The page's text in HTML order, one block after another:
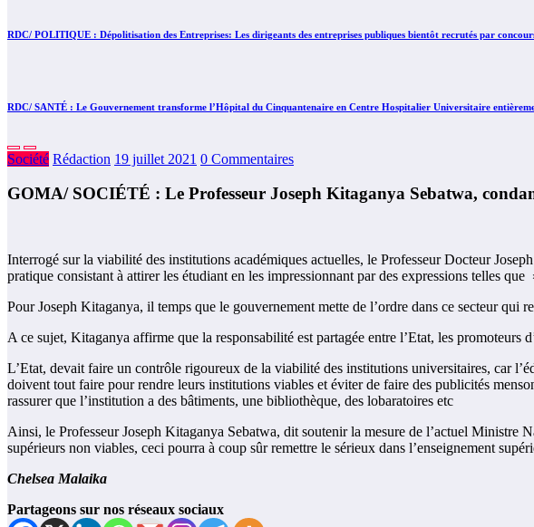
RDC/ POLITIQUE : Dépolitisation des Entreprises: Les dirigeants des entreprises publiques bientôt recrutés par
RDC/ SANTÉ : Le Gouvernement transforme l’Hôpital du Cinquantenaire en Centre Hospitalier Universitaire
Société Rédaction 19 juillet 2021 0 Commentaires
GOMA/ SOCIÉTÉ : Le Professeur Joseph Kitaganya Sebatwa,
Interrogé sur la viabilité des institutions académiques actuelles, le Professeur Docteur
pratique consistant à attirer les étudiant en les impressionnant par des expressions telles
Pour Joseph Kitaganya, il temps que le gouvernement mette de l’ordre dans ce secteur
A ce sujet, Kitaganya affirme que la responsabilité est partagée entre l’Etat, les promoteurs
L’Etat, devait faire un contrôle rigoureux de la viabilité des institutions universitaires, car
doivent tout faire pour rendre leurs institutions viables et éviter de faire des publicités
rassurer que l’institution a des bâtiments, une bibliothèque, des lobaratoires etc
Ainsi, le Professeur Joseph Kitaganya Sebatwa, dit soutenir la mesure de l’actuel
supérieurs non viables, ceci pourra à coup sûr remettre le sérieux dans l’enseignement
Chelsea Malaika
Partageons sur nos réseaux sociaux